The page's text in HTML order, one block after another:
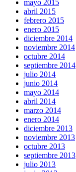
mayo 2015
abril 2015
febrero 2015
enero 2015
diciembre 2014
noviembre 2014
octubre 2014
septiembre 2014
julio 2014
junio 2014
mayo 2014
abril 2014
marzo 2014
enero 2014
diciembre 2013
noviembre 2013
octubre 2013
septiembre 2013
julio 2013